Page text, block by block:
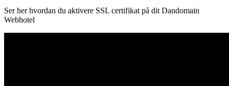
Ser her hvordan du aktivere SSL certifikat på dit Dandomain
Webhotel